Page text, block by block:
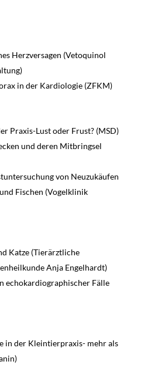
Herzversagen (Vetoquinol
in der Kardiologie (ZFKM)
Praxis-Lust oder Frust? (MSD)
und deren Mitbringsel
von Neuzukäufen
Fischen (Vogelklinik
Katze (Tierärztliche
Anja Engelhardt)
echokardiographischer Fälle
in der Kleintierpraxis- mehr als